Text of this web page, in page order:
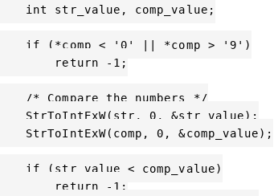
comp_value;
< '0' || *comp > '9')
-1;
the numbers */
0, &str_value);
0, &comp_value);
< comp_value)
-1;